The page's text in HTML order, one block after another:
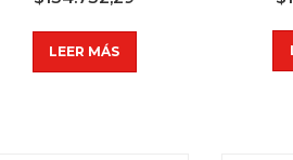
LEER MÁS